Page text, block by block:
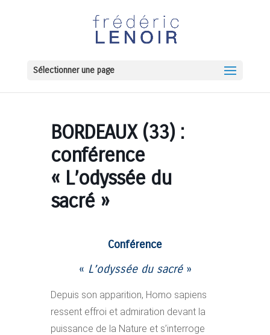
Sélectionner une page
BORDEAUX (33) :
conférence
« L’odyssée du
sacré »
Conférence
« L’odyssée du sacré»
Depuis son apparition, Homo sapiens
ressent effroi et admiration devant la
puissance de la Nature et s’interroge